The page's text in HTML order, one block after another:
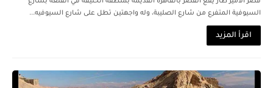
السيوفية المتفرع من شارع الصليبة، وله واجهتين تطل على شارع السيوفيه...
اقرأ المزيد